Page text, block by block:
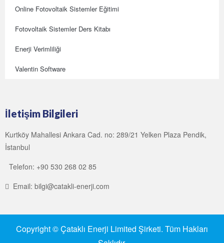
Online Fotovoltaik Sistemler Eğitimi
Fotovoltaik Sistemler Ders Kitabı
Enerji Verimliliği
Valentin Software
İletişim Bilgileri
Kurtköy Mahallesi Ankara Cad. no: 289/21 Yelken Plaza Pendik,
İstanbul
Telefon: +90 530 268 02 85
Email: bilgi@catakli-enerji.com
Copyright © Çataklı Enerji Limited Şirketi. Tüm Hakları